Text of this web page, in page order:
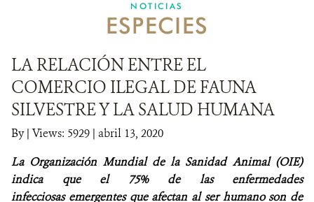
EJES ESTRATÉGICOS
LÍNEAS DE ACCIÓN
MICROSITIOS
WCS VISUAL
NOTICIAS
ESPECIES
LA RELACIÓN ENTRE EL
COMERCIO ILEGAL DE FAUNA
SILVESTRE Y LA SALUD HUMANA
By| Views: 5929 | abril 13, 2020
La Organización Mundial de la Sanidad Animal (OIE)
indica que el 75% de las enfermedades
infecciosas emergentes que afectan al ser humano son de